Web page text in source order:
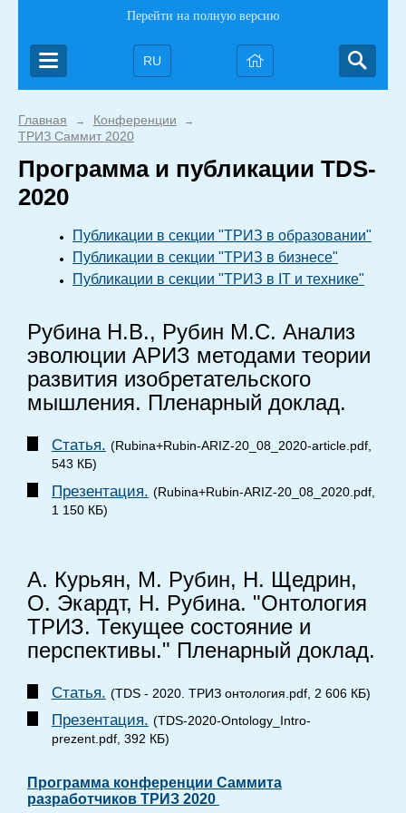
Перейти на полную версию
RU
Главная → Конференции →
ТРИЗ Саммит 2020
Программа и публикации TDS-
2020
Публикации в секции "ТРИЗ в образовании"
Публикации в секции "ТРИЗ в бизнесе"
Публикации в секции "ТРИЗ в IT и технике"
Рубина Н.В., Рубин М.С. Анализ
эволюции АРИЗ методами теории
развития изобретательского
мышления. Пленарный доклад.
Статья. (Rubina+Rubin-ARIZ-20_08_2020-article.pdf,
543 КБ)
Презентация. (Rubina+Rubin-ARIZ-20_08_2020.pdf,
1 150 КБ)
А. Курьян, М. Рубин, Н. Щедрин,
О. Экардт, Н. Рубина. "Онтология
ТРИЗ. Текущее состояние и
перспективы." Пленарный доклад.
Статья. (TDS - 2020. ТРИЗ онтология.pdf, 2 606 КБ)
Презентация. (TDS-2020-Ontology_Intro-
prezent.pdf, 392 КБ)
Программа конференции Саммита
разработчиков ТРИЗ 2020